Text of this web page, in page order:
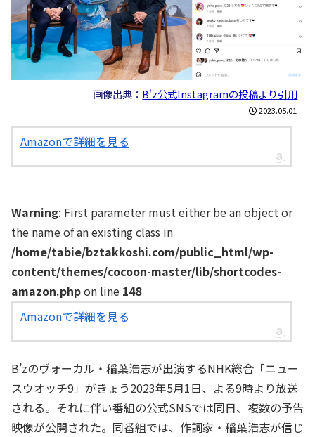
画像出典： B'z公式Instagramの投稿より引用
2023.05.01
Amazonで詳細を見る
Warning: First parameter must either be an object or
the name of an existing class in
/home/tabie/bztakkoshi.com/public_html/wp-
content/themes/cocoon-master/lib/shortcodes-
amazon.phpon line 148
Amazonで詳細を見る
B’zのヴォーカル・稲葉浩志が出演するNHK総合「ニュー
スウオッチ9」がきょう2023年5月1日、よる9時より放送
される。それに伴い番組の公式SNSでは同日、複数の予告
映像が公開された。同番組では、作詞家・稲葉浩志が信じ